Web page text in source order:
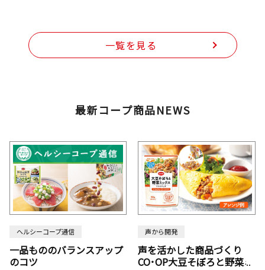
一覧を見る
最新コープ商品NEWS
ヘルシーコープ通信
一品もののバランスアップ
のコツ
声から開発
声を活かした商品づくり
CO･OP大豆そぼろと野菜ミ